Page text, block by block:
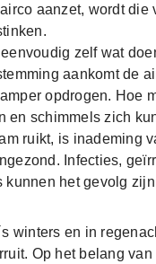
aanzet, wordt die
zelf wat
aankomt de
opdrogen. Hoe
en schimmels zich
ruikt, is inademing
Infecties,
kunnen het gevolg
winters en in
Op het belang